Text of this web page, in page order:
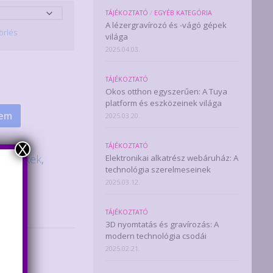
,
TÁJÉKOZTATÓ / EGYÉB KATEGÓRIA
A lézergravírozó és -vágó gépek
világa
2025.04.03.
TÁJÉKOZTATÓ
Okos otthon egyszerűen: A Tuya
platform és eszközeinek világa
2025.03.20.
TÁJÉKOZTATÓ
Elektronikai alkatrész webáruház: A
technológia szerelmeseinek
2025.03.12.
TÁJÉKOZTATÓ
3D nyomtatás és gravírozás: A
modern technológia csodái
2025.02.21.
X